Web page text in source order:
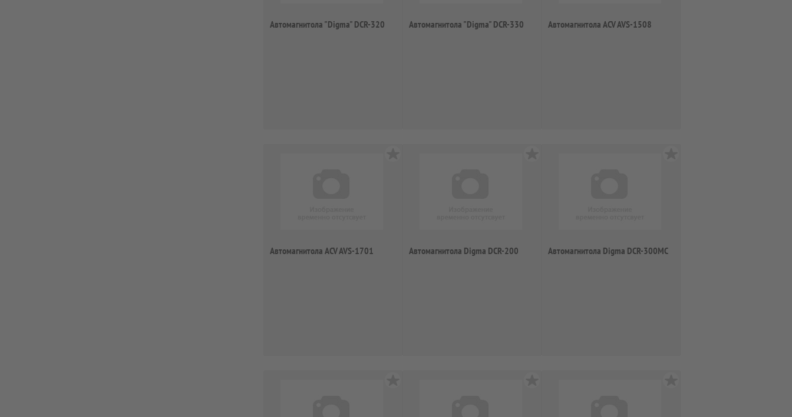
Автомагнитола "Digma" DCR-320 Автомагнитола "Digma" DCR-330 Автомагнитола ACV AVS-1508
Автомагнитола ACV AVS-1701 Автомагнитола Digma DCR-200 Автомагнитола Digma DCR-300MC